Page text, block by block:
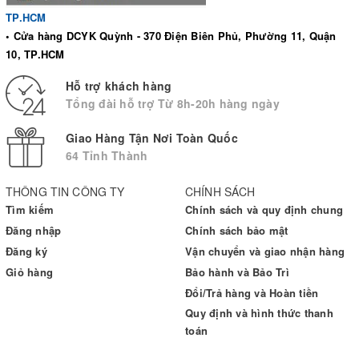
THÔNG TIN CÔNG TY
Tìm kiếm
Đăng nhập
Đăng ký
Giỏ hàng
CHÍNH SÁCH
Chính sách và quy định chung
Chính sách bảo mật
Vận chuyển và giao nhận hàng
Bảo hành và Bảo Trì
Đổi/Trả hàng và Hoàn tiền
Quy định và hình thức thanh
toán
TP.HCM
• Cửa hàng DCYK Quỳnh - 370 Điện Biên Phủ, Phường 11, Quận
10, TP.HCM
Hỗ trợ khách hàng
Tổng đài hỗ trợ Từ 8h-20h hàng ngày
Giao Hàng Tận Nơi Toàn Quốc
64 Tỉnh Thành